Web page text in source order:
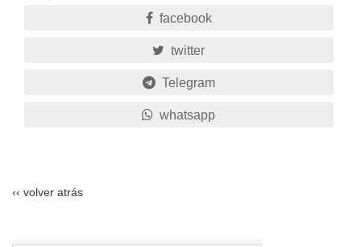
facebook
twitter
Telegram
whatsapp
‹‹ volver atrás